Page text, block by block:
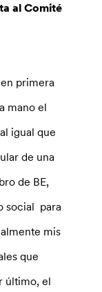
al Comité
primera
mano el
igual que
de una
de BE,
social para
mis
que
último, el